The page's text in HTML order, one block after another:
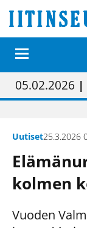
01.02.2026 |
05.02.2026 |
23.04.2026 |
09.05.2026|
Uutiset25.3.2026
kolmen
Vuoden